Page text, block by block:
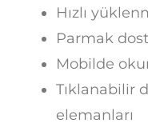
Hızlı
Parmak
Mobilde
Tıklanabilir
elemanları